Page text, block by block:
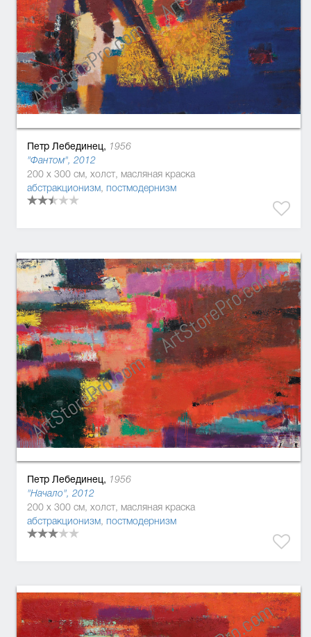
Петр Лебединец, 1956
"Фантом", 2012
200 x 300 см, холст, масляная краска
абстракционизм, постмодернизм
Петр Лебединец, 1956
"Начало", 2012
200 x 300 см, холст, масляная краска
абстракционизм, постмодернизм